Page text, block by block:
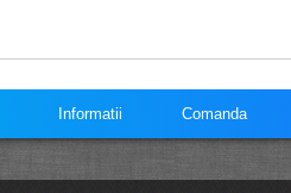
Informatii Comanda